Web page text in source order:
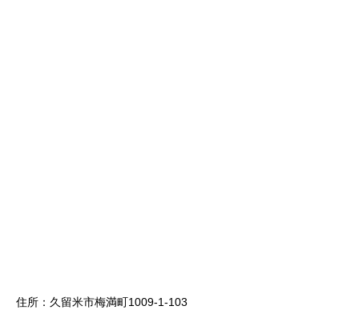
住所：久留米市梅満町1009-1-103